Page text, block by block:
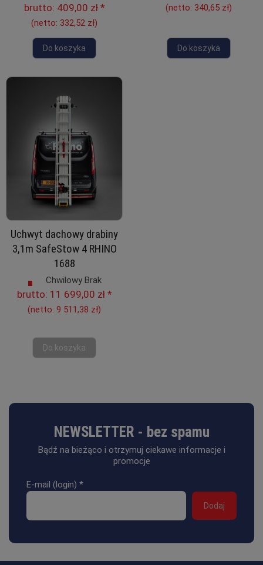
brutto: 409,00 zł*
(netto: 332,52 zł)
Do koszyka
(netto: 340,65 zł)
Do koszyka
Uchwyt dachowy drabiny
3,1m SafeStow 4 RHINO
1688
Chwilowy Brak
brutto: 11 699,00 zł*
(netto: 9 511,38 zł)
Do koszyka
NEWSLETTER - bez spamu
Bądź na bieżąco i otrzymuj ciekawe informacje i
promocje
E-mail (login) *